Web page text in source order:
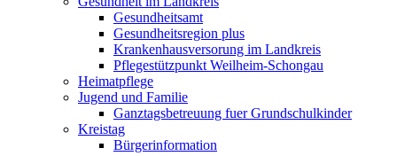
Gesundheitsamt
Gesundheitsregion plus
Krankenhausversorung im Landkreis
Pflegestützpunkt Weilheim-Schongau
Heimatpflege
Jugend und Familie
Ganztagsbetreuung fuer Grundschulkinder
Kreistag
Bürgerinformation